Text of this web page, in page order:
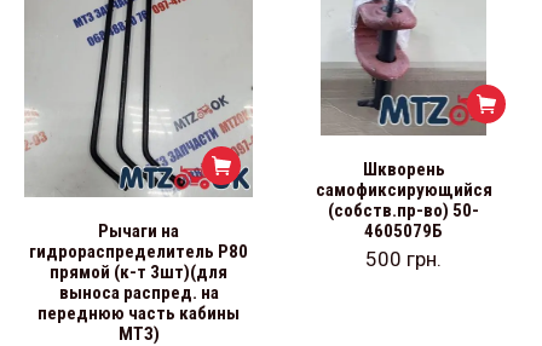
Рычаги на
гидрораспределитель Р80
прямой (к-т 3шт)(для
выноса распред. на
переднюю часть кабины
МТЗ)
Шкворень
самофиксирующийся
(собств.пр-во) 50-
4605079Б
500 грн.